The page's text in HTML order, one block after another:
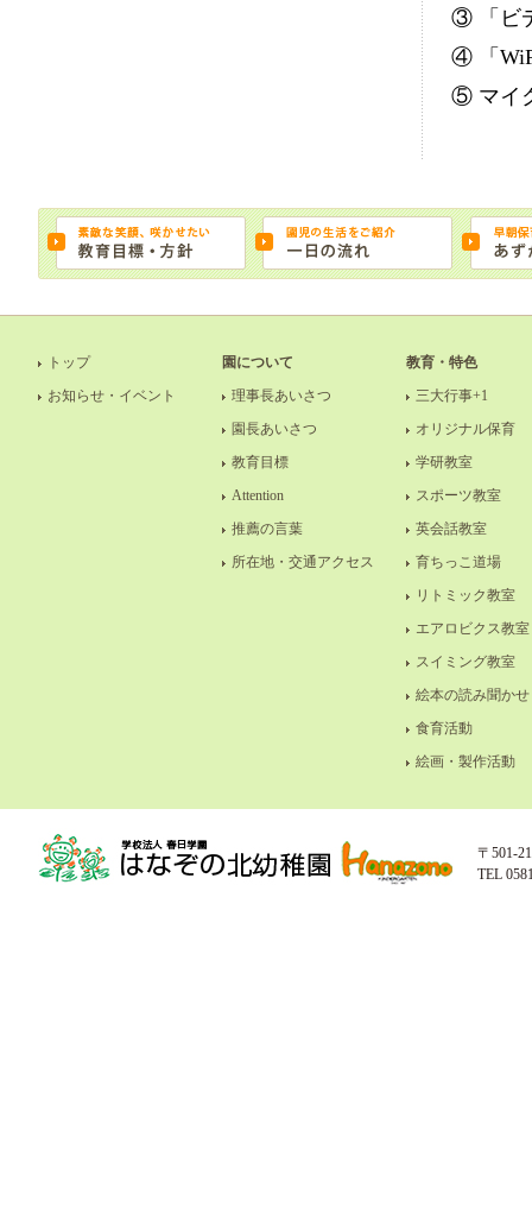
③ 「ビ
④ 「
⑤ マイ
トップ
お知らせ・イベント
園について
理事長あいさつ
園長あいさつ
教育目標
Attention
推薦の言葉
所在地・交通アクセス
教育・特色
三大行事+1
オリジナル保育
学研教室
スポーツ教室
英会話教室
育ちっこ道場
リトミック教室
エアロビクス教室
スイミング教室
絵本の読み聞かせ
食育活動
絵画・製作活動
〒501-
TEL